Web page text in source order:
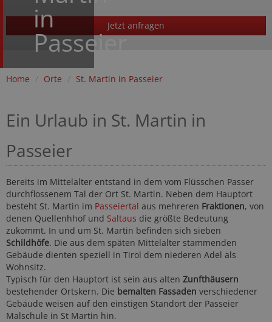
in
Passeier
Jetzt anfragen
Home / Orte / St. Martin in Passeier
Ein Urlaub in St. Martin in
Passeier
Bereits im Mittelalter entstand in dem vom Flüsschen Passer
durchflossenem Tal der Ort St. Martin. Neben dem Hauptort
besteht St. Martin im Passeiertal aus mehreren Fraktionen, von
denen Quellenhhof und Saltaus die größte Bedeutung
zukommt. In und um St. Martin befinden sich sieben
Schildhöfe. Die aus dem späten Mittelalter stammenden
Gebäude dienten speziell in Tirol dem niederen Adel als
Wohnsitz.
Typisch für den Hauptort ist sein aus alten Zunfthäusern
bestehender Ortskern. Die bemalten Fassaden verschiedener
Gebäude weisen auf den einstigen Standort der Passeier
Malschule in St Martin hin.